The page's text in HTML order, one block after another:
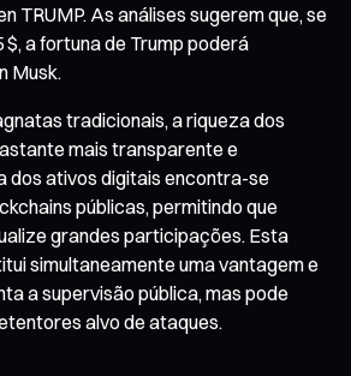
TRUMP. As análises sugerem que, se
$, a fortuna de Trump poderá
Musk.
tradicionais, a riqueza dos
mais transparente e
dos ativos digitais encontra-se
públicas, permitindo que
grandes participações. Esta
simultaneamente uma vantagem e
a supervisão pública, mas pode
alvo de ataques.